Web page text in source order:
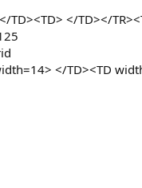
TD><TD> </TD></
</TD><TD